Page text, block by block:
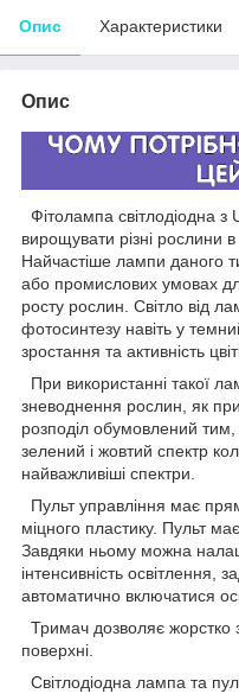
Опис Характеристики
Опис
Фітолампа світлодіодна
вирощувати різні рослини
Найчастіше лампи даного
або промислових умовах
росту рослин. Світло від
фотосинтезу навіть у
зростання та активність
При використанні такої
зневоднення рослин, як
розподіл обумовлений
зелений і жовтий спектр
найважливіші спектри.
Пульт управління має
міцного пластику. Пульт
Завдяки ньому можна
інтенсивність освітлення,
автоматично включатися
Тримач дозволяє жорстко
поверхні.
Світлодіодна лампа та